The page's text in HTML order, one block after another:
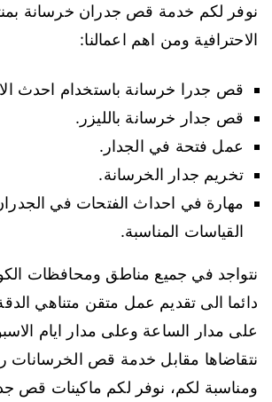
نوفر لكم خدمة قص جدران خرسانة
الاحترافية ومن اهم اعمالنا:
قص جدرا خرسانة باستخدام احدث
قص جدار خرسانة بالليزر.
عمل فتحة في الجدار.
تخريم جدار الخرسانة.
مهارة في احداث الفتحات في
القياسات المناسبة.
نتواجد في جميع مناطق ومحافظات
دائما الى تقديم عمل متقن متناهي
على مدار الساعة وعلى مدار ايام
نتقاضاها مقابل خدمة قص الخرسانات
ومناسبة لكم، نوفر لكم ماكينات قص